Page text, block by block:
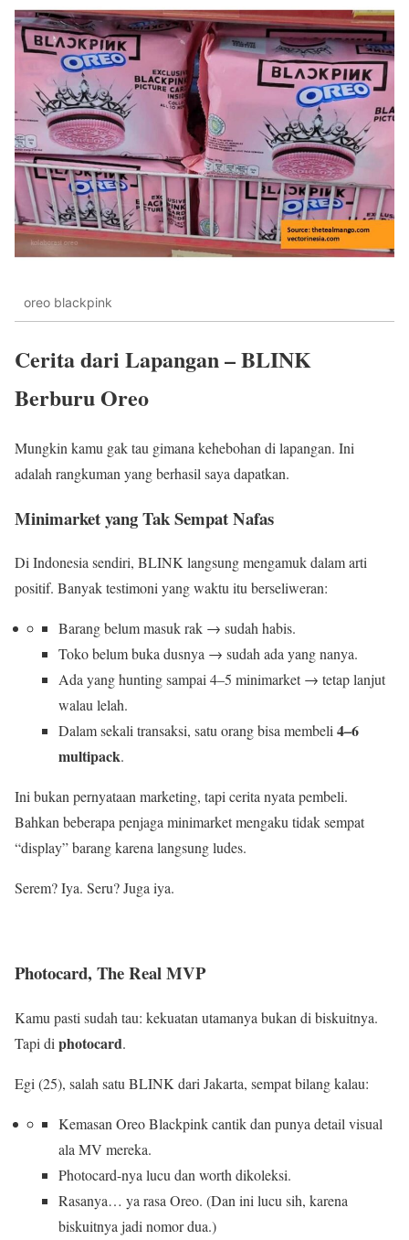
oreo blackpink
Cerita dari Lapangan – BLINK
Berburu Oreo
Mungkin kamu gak tau gimana kehebohan di lapangan. Ini
adalah rangkuman yang berhasil saya dapatkan.
Minimarket yang Tak Sempat Nafas
Di Indonesia sendiri, BLINK langsung mengamuk dalam arti
positif. Banyak testimoni yang waktu itu berseliweran:
Barang belum masuk rak → sudah habis.
Toko belum buka dusnya → sudah ada yang nanya.
Ada yang hunting sampai 4–5 minimarket → tetap lanjut
walau lelah.
Dalam sekali transaksi, satu orang bisa membeli4–6
multipack.
Ini bukan pernyataan marketing, tapi cerita nyata pembeli.
Bahkan beberapa penjaga minimarket mengaku tidak sempat
“display” barang karena langsung ludes.
Serem? Iya. Seru? Juga iya.
Photocard, The Real MVP
Kamu pasti sudah tau: kekuatan utamanya bukan di biskuitnya.
Tapi di photocard.
Egi (25), salah satu BLINK dari Jakarta, sempat bilang kalau:
Kemasan Oreo Blackpink cantik dan punya detail visual
ala MV mereka.
Photocard-nya lucu dan worth dikoleksi.
Rasanya… ya rasa Oreo. (Dan ini lucu sih, karena
biskuitnya jadi nomor dua.)